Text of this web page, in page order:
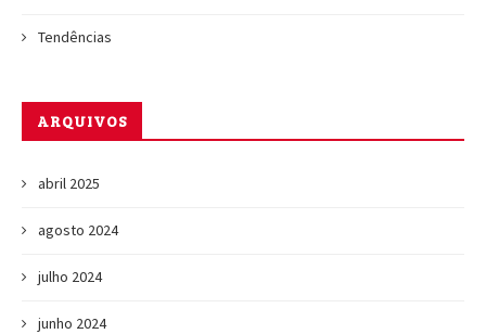
Tendências
ARQUIVOS
abril 2025
agosto 2024
julho 2024
junho 2024